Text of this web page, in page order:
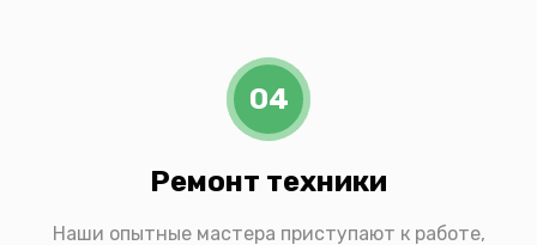
04
Ремонт техники
Наши опытные мастера приступают к работе,